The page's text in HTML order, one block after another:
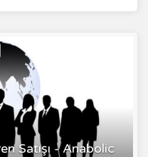
Satışı - Anabolic